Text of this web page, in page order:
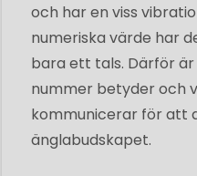
och har en viss
numeriska värde har
bara ett tals. Därför
nummer betyder och
kommunicerar för att
änglabudskapet.